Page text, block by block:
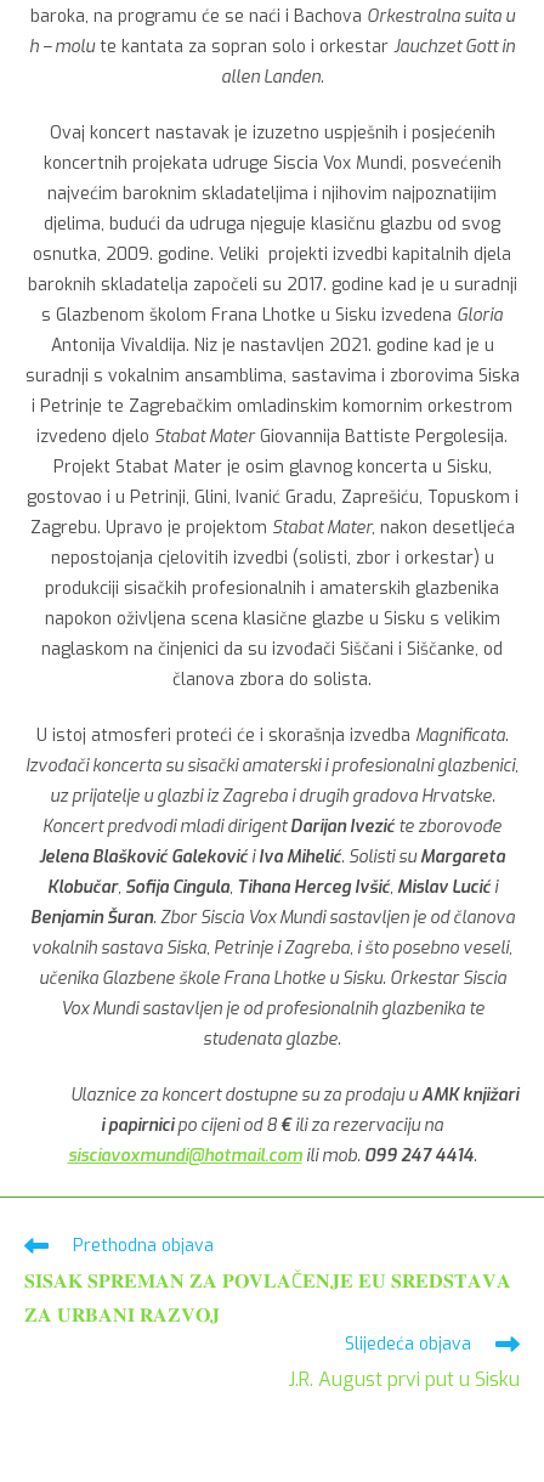
baroka, na programu će se naći i Bachova Orkestralna suita u
h – molute kantata za sopran solo i orkestar Jauchzet Gott in
allen Landen.
Ovaj koncert nastavak je izuzetno uspješnih i posjećenih
koncertnih projekata udruge Siscia Vox Mundi, posvećenih
najvećim baroknim skladateljima i njihovim najpoznatijim
djelima, budući da udruga njeguje klasičnu glazbu od svog
osnutka, 2009. godine. Veliki projekti izvedbi kapitalnih djela
baroknih skladatelja započeli su 2017. godine kad je u suradnji
s Glazbenom školom Frana Lhotke u Sisku izvedena Gloria
Antonija Vivaldija. Niz je nastavljen 2021. godine kad je u
suradnji s vokalnim ansamblima, sastavima i zborovima Siska
i Petrinje te Zagrebačkim omladinskim komornim orkestrom
izvedeno djelo Stabat MaterGiovannija Battiste Pergolesija.
Projekt Stabat Mater je osim glavnog koncerta u Sisku,
gostovao i u Petrinji, Glini, Ivanić Gradu, Zaprešiću, Topuskom i
Zagrebu. Upravo je projektom Stabat Mater, nakon desetljeća
nepostojanja cjelovitih izvedbi (solisti, zbor i orkestar) u
produkciji sisačkih profesionalnih i amaterskih glazbenika
napokon oživljena scena klasične glazbe u Sisku s velikim
naglaskom na činjenici da su izvođači Siščani i Siščanke, od
članova zbora do solista.
U istoj atmosferi proteći će i skorašnja izvedba Magnificata.
Izvođači koncerta su sisački amaterski i profesionalni glazbenici,
uz prijatelje u glazbi iz Zagreba i drugih gradova Hrvatske.
Koncert predvodi mladi dirigentDarijan Ivezić te zborovođe
Jelena Blašković Galeković iIva Mihelić. Solisti suMargareta
Klobučar, Sofija Cingula, Tihana Herceg Ivšić, Mislav Lucići
Benjamin Šuran. Zbor Siscia Vox Mundi sastavljen je od članova
vokalnih sastava Siska, Petrinje i Zagreba, i što posebno veseli,
učenika Glazbene škole Frana Lhotke u Sisku. Orkestar Siscia
Vox Mundi sastavljen je od profesionalnih glazbenika te
studenata glazbe.
Ulaznice za koncert dostupne su za prodaju uAMK knjižari
i papirnicipo cijeni od 8 €ili za rezervaciju na
sisciavoxmundi@hotmail.comili mob. 099 247 4414.
Pročitaj
članaka
Prethodna objava
𝐒𝐈𝐒𝐀𝐊 𝐒𝐏𝐑𝐄𝐌𝐀𝐍 𝐙𝐀 𝐏𝐎𝐕𝐋𝐀Č𝐄𝐍𝐉𝐄 𝐄𝐔 𝐒𝐑𝐄𝐃𝐒𝐓𝐀𝐕𝐀
𝐙𝐀 𝐔𝐑𝐁𝐀𝐍𝐈 𝐑𝐀𝐙𝐕𝐎𝐉
Slijedeća objava
J.R. August prvi put u Sisku